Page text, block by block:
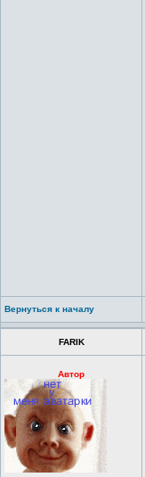
Вернуться к началу
FARIK
Автор